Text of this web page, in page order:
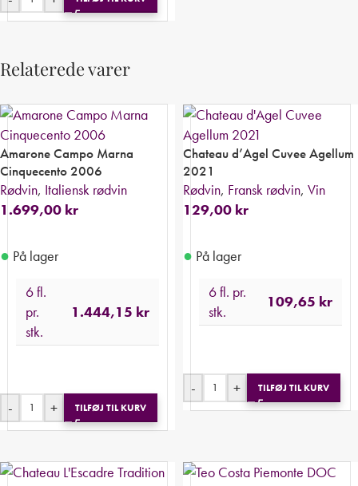
Relaterede varer
Amarone Campo Marna
Cinquecento 2006
Rødvin, Italiensk rødvin
1.699,00 kr
● På lager
6 fl.
pr.
stk.
1.444,15 kr
- + TILFØJ TIL KURV
Chateau d’Agel Cuvee Agellum
2021
Rødvin, Fransk rødvin, Vin
129,00 kr
● På lager
6 fl. pr.
stk.
109,65 kr
- + TILFØJ TIL KURV